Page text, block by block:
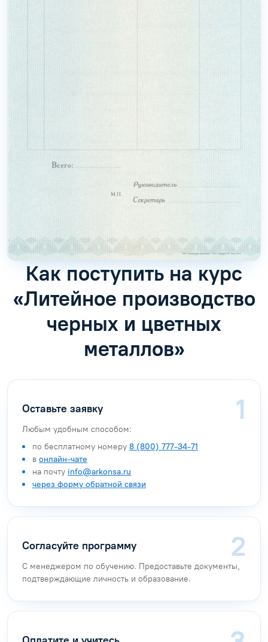
Как поступить на курс
«Литейное производство
черных и цветных
металлов»
Оставьте заявку
Любым удобным способом:
по бесплатному номеру 8 (800) 777-34-71
в онлайн-чате
на почту info@arkonsa.ru
через форму обратной связи
Согласуйте программу
С менеджером по обучению. Предоставьте документы,
подтверждающие личность и образование.